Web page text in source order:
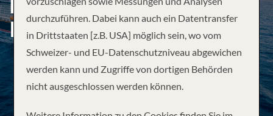
BAHAMIAN CRUISE FROM
PORT CANAVERAL
durchzuführen. Dabei kann auch ein Datentransfer
in Drittstaaten [z.B. USA] möglich sein, wo vom
Schweizer- und EU-Datenschutzniveau abgewichen
werden kann und Zugriffe von dortigen Behörden
nicht ausgeschlossen werden können.